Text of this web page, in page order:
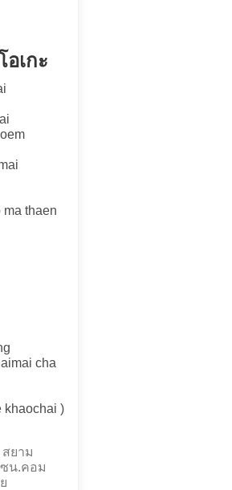
เกะ
thaen
cha
khaochai )
ยาม
น.คอม